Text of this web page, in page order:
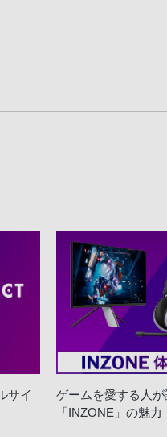
サイ
ゲームを愛する人
「INZONE」の魅力